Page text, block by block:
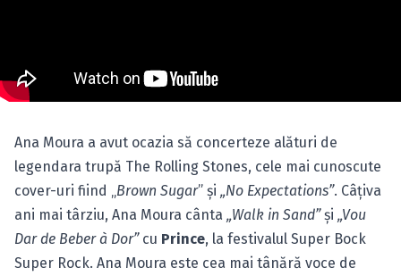
Ana Moura a avut ocazia să concerteze alături de
legendara trupă The Rolling Stones, cele mai cunoscute
cover-uri fiind „ Brown Sugar” şi „No Expectations”. Câţiva
ani mai târziu, Ana Moura cânta „Walk in Sand”şi „Vou
Dar de Beber à Dor”cu Prince, la festivalul Super Bock
Super Rock. Ana Moura este cea mai tânără voce de